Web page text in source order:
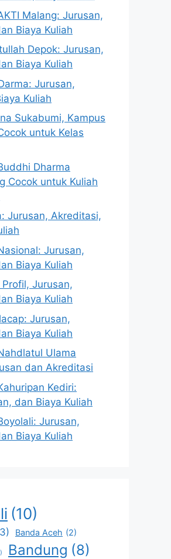
Malang: Jurusan,
Biaya Kuliah
Depok: Jurusan,
Biaya Kuliah
Jurusan,
Kuliah
Sukabumi, Kampus
untuk Kelas
Dharma
Cocok untuk Kuliah
Jurusan, Akreditasi,
Jurusan,
Biaya Kuliah
Jurusan,
Biaya Kuliah
Jurusan,
Biaya Kuliah
Ulama
dan Akreditasi
Kediri:
dan Biaya Kuliah
Jurusan,
Biaya Kuliah
(10)
Banda Aceh (2)
Bandung (8)